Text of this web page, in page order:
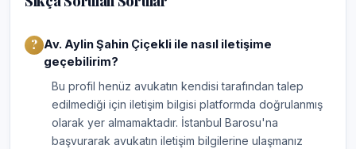
Av. Aylin Şahin Çiçekli ile nasıl iletişime
geçebilirim?
Bu profil henüz avukatın kendisi tarafından talep
edilmediği için iletişim bilgisi platformda doğrulanmış
olarak yer almamaktadır. İstanbul Barosu'na
başvurarak avukatın iletişim bilgilerine ulaşmanız